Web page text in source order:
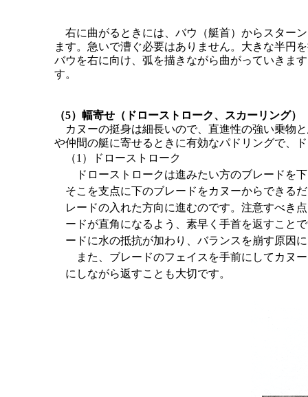
右に曲がるときには、バウ（艇首）からスター
ます。急いで漕ぐ必要はありません。大きな半円
バウを右に向け、弧を描きながら曲がっていきま
す。
（5）幅寄せ（ドローストローク、スカーリング）
カヌーの挺身は細長いので、直進性の強い乗物
や仲間の艇に寄せるときに有効なパドリングで、
（1）ドローストローク
ドローストロークは進みたい方のブレードを
そこを支点に下のブレードをカヌーからできる
レードの入れた方向に進むのです。注意すべき
ードが直角になるよう、素早く手首を返すこと
ードに水の抵抗が加わり、バランスを崩す原因
また、ブレードのフェイスを手前にしてカヌ
にしながら返すことも大切です。